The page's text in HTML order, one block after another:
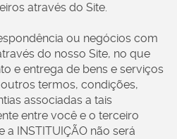
através do Site.
ou negócios com
do nosso Site, no que
e entrega de bens e serviços
termos, condições,
associadas a tais
entre você e o terceiro
INSTITUIÇÃO não será